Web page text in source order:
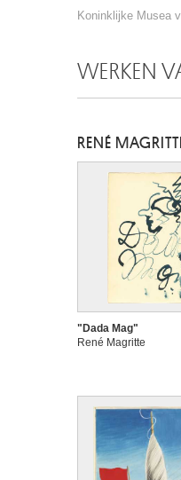
Koninklijke Musea
WERKEN
RENÉ
"Dada Mag"
René Magritte